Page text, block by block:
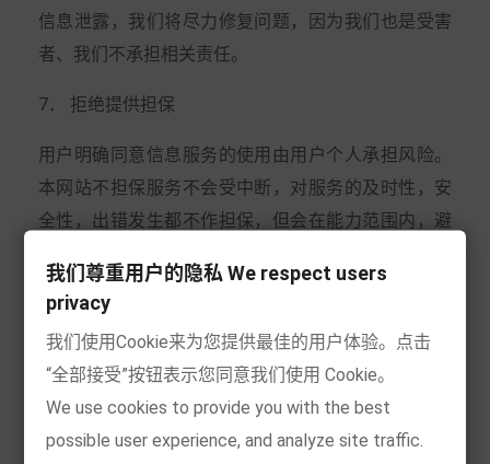
信息泄露，我们将尽力修复问题，因为我们也是受害
者、我们不承担相关责任。
7． 拒绝提供担保
用户明确同意信息服务的使用由用户个人承担风险。
本网站不担保服务不会受中断，对服务的及时性，安
全性，出错发生都不作担保，但会在能力范围内，避
8．有限责任
本网站对任何直接、间接、偶然、特殊及继起的损害
不负责任，这些损害来自：不正当使用本网站服务，
或用户传送的信息不符合规定等。这些行为都有可能
导致本网站形象受损，所以本网站事先提出这种损害
我们尊重用户的隐私 We respect users
privacy
我们使用Cookie来为您提供最佳的用户体验。点击
“全部接受”按钮表示您同意我们使用 Cookie。
We use cookies to provide you with the best
possible user experience, and analyze site traffic.